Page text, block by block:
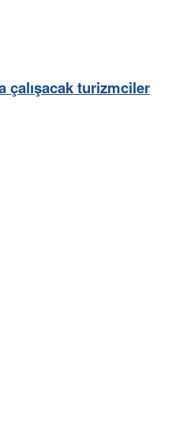
çalışacak turizmciler